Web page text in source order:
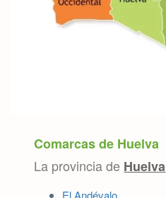
Comarcas de Huelva
La provincia de Huelva
El Andévalo